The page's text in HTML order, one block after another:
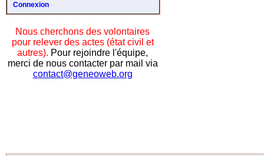
Connexion
Nous cherchons des volontaires
pour relever des actes (état civil et
autres). Pour rejoindre l'équipe,
merci de nous contacter par mail via
contact@geneoweb.org